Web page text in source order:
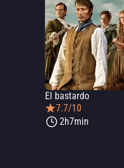
El bastardo
7.7/10
2h7min